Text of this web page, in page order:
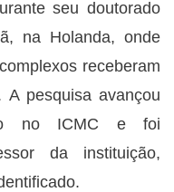
seu doutorado
na Holanda, onde
receberam
A pesquisa avançou
no ICMC e foi
da instituição,